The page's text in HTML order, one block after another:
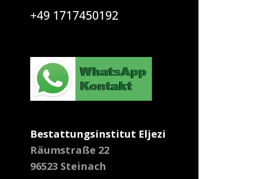
+49 1717450192
Bestattungsinstitut Eljezi
Räumstraße 22
96523 Steinach